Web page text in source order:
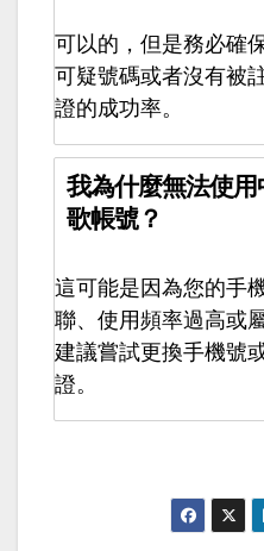
可以的，但是務必確
可疑號碼或者沒有被
證的成功率。
我為什麼無法使
歌帳號？
這可能是因為您的手
聯、使用頻率過高或
建議嘗試更換手機號
證。